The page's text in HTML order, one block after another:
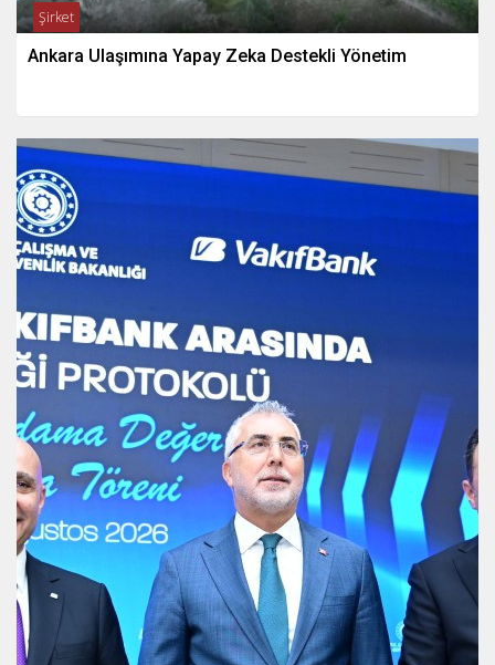
Şirket
Ankara Ulaşımına Yapay Zeka Destekli Yönetim